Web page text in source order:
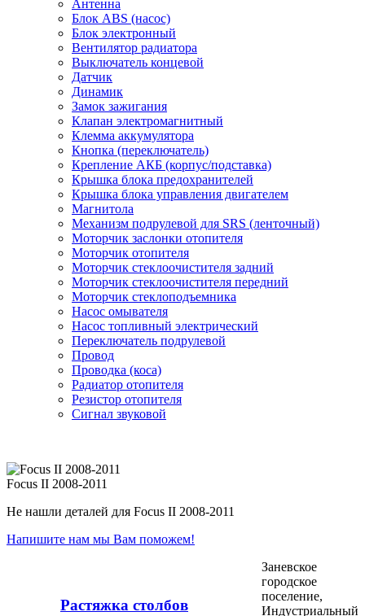
Антенна
Блок ABS (насос)
Блок электронный
Вентилятор радиатора
Выключатель концевой
Датчик
Динамик
Замок зажигания
Клапан электромагнитный
Клемма аккумулятора
Кнопка (переключатель)
Крепление АКБ (корпус/подставка)
Крышка блока предохранителей
Крышка блока управления двигателем
Магнитола
Механизм подрулевой для SRS (ленточный)
Моторчик заслонки отопителя
Моторчик отопителя
Моторчик стеклоочистителя задний
Моторчик стеклоочистителя передний
Моторчик стеклоподъемника
Насос омывателя
Насос топливный электрический
Переключатель подрулевой
Провод
Проводка (коса)
Радиатор отопителя
Резистор отопителя
Сигнал звуковой
Focus II 2008-2011
Не нашли деталей для Focus II 2008-2011
Напишите нам мы Вам поможем!
Растяжка столбов
Заневское
городское
поселение,
Индустриальный